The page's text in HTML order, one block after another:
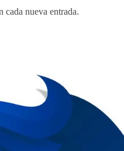
cada nueva entrada.